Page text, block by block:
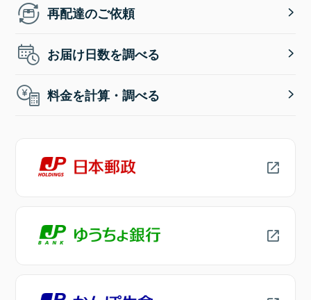
再配達のご依頼
お届け日数を調べる
料金を計算・調べる